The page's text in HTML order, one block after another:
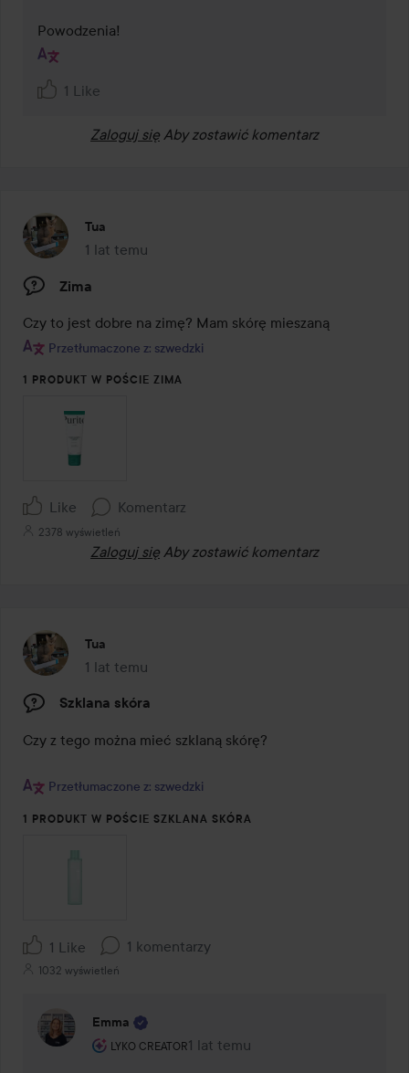
1 Like
Zaloguj się Aby zostawić komentarz
Tua
1 lat temu
Post został utworzony 1 lat temu
Zima
Czy to jest dobre na zimę? Mam skórę mieszaną
Przetłumaczone z: szwedzki
1 PRODUKT W POŚCIE ZIMA
Like Komentarz
2378 wyświetleń
Zaloguj się Aby zostawić komentarz
Tua
1 lat temu
Post został utworzony 1 lat temu
Szklana skóra
Czy z tego można mieć szklaną skórę?
Przetłumaczone z: szwedzki
1 PRODUKT W POŚCIE SZKLANA SKÓRA
1 Like 1 komentarzy
1032 wyświetleń
Emma
LYKO CREATOR
Rola użytkownika: Lyko Creator.
1 lat temu
Komentarz został dodany 1 lat